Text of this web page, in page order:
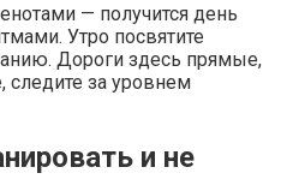
— получится день
Утро посвятите
Дороги здесь прямые,
следите за уровнем
и не